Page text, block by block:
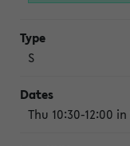
S
Thu 10:30-12:00 in